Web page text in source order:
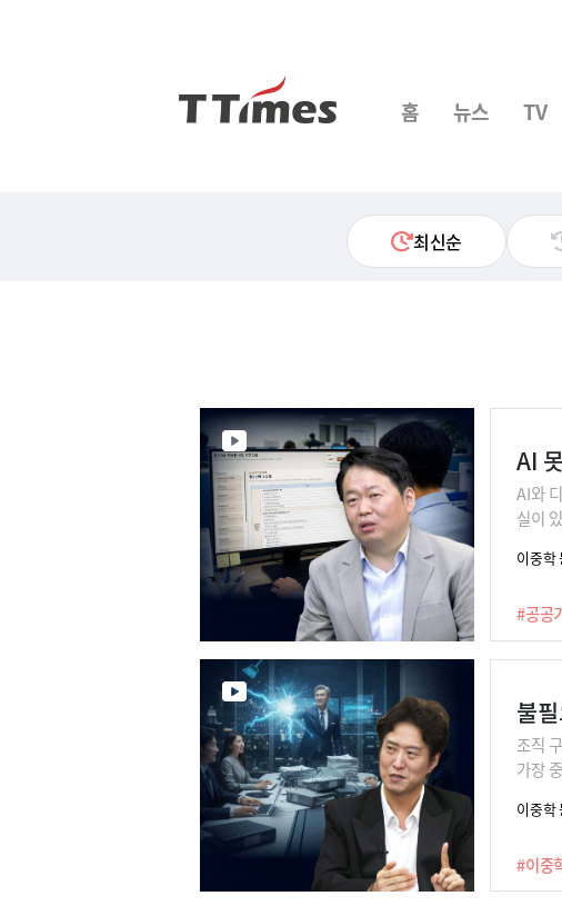
홈 뉴스 TV
최신순
AI
#공공
AI와
실이
이중학
불
#이중
조직
가장
보며
이중학